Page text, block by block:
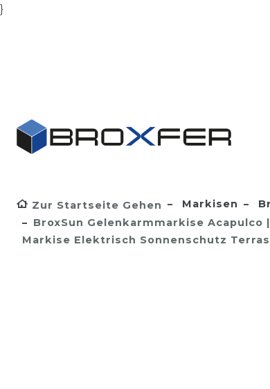
}
Zur Startseite Gehen Markisen
BroxSun Gelenkarmmarkise
Markise Elektrisch Sonnenschutz